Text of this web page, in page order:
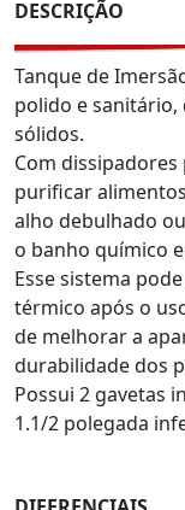
DESCRIÇÃO
Tanque de
polido e
sólidos.
Com
purificar
alho debulhado
o banho químico
Esse sistema
térmico após o
de melhorar a
durabilidade dos
Possui 2 gavetas
1.1/2 polegada